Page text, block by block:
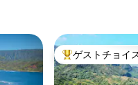
大好評のゲスト
ゲストチョイ